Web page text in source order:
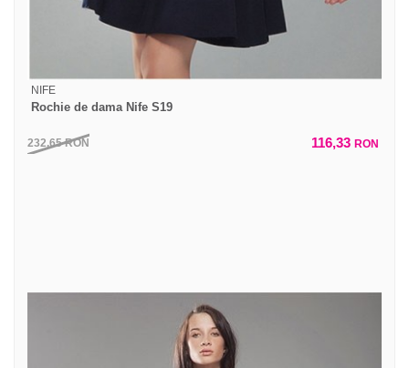
NIFE
Rochie de dama Nife S19
232,65RON 116,33 RON